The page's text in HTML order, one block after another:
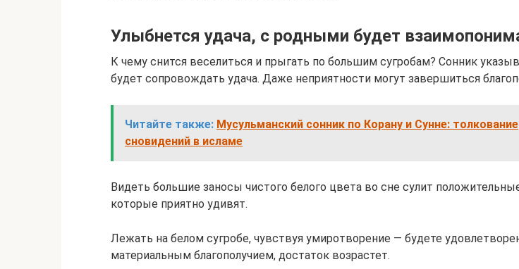
Улыбнется удача, с родными будет
К чему снится веселиться и прыгать по большим сугробам? Сонник
будет сопровождать удача. Даже неприятности могут завершиться
Читайте также: Мусульманский сонник по Корану и Cунне: толкование
сновидений в исламе
Видеть большие заносы чистого белого цвета во сне сулит
которые приятно удивят.
Лежать на белом сугробе, чувствуя умиротворение — будете
материальным благополучием, достаток возрастет.